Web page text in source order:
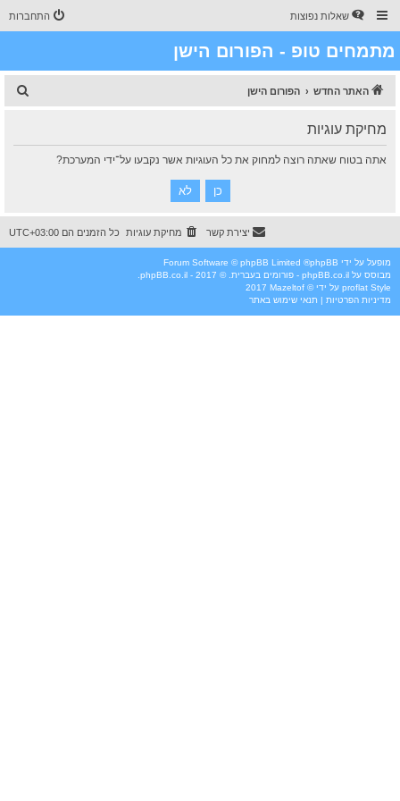
שאלות נפוצות התחברות
מתמחים טופ - הפורום הישן
האתר החדש הפורום הישן
מחיקת עוגיות
אתה בטוח שאתה רוצה למחוק את כל העוגיות אשר נקבעו על־ידי המערכת?
כל הזמנים הם UTC+03:00 מחיקת עוגיות יצירת קשר
מופעל על ידי phpBB
® Forum Software © phpBB Limited
מבוסס על phpBB.co.il - פורומים בעברית
. © 2017 - phpBB.co.il.
Style
proflat על ידי © Mazeltof
מדיניות הפרטיות | תנאי שימוש באתר